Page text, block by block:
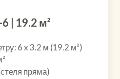
| 19.2 м²
6 х 3.2 м (19.2 м²)
пряма)